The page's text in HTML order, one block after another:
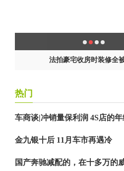
法拍豪宅收房时装修全
热门
车商谈|冲销量保利润 4S店的
金九银十后 11月车市再遇冷
国产奔驰减配的，在十多万的